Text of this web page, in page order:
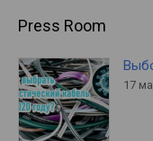
Press Room
17